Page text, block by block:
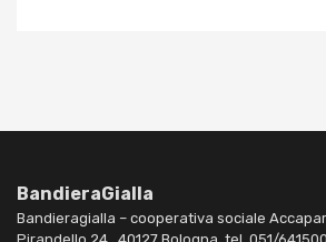
BandieraGialla
Bandieragialla – cooperativa sociale